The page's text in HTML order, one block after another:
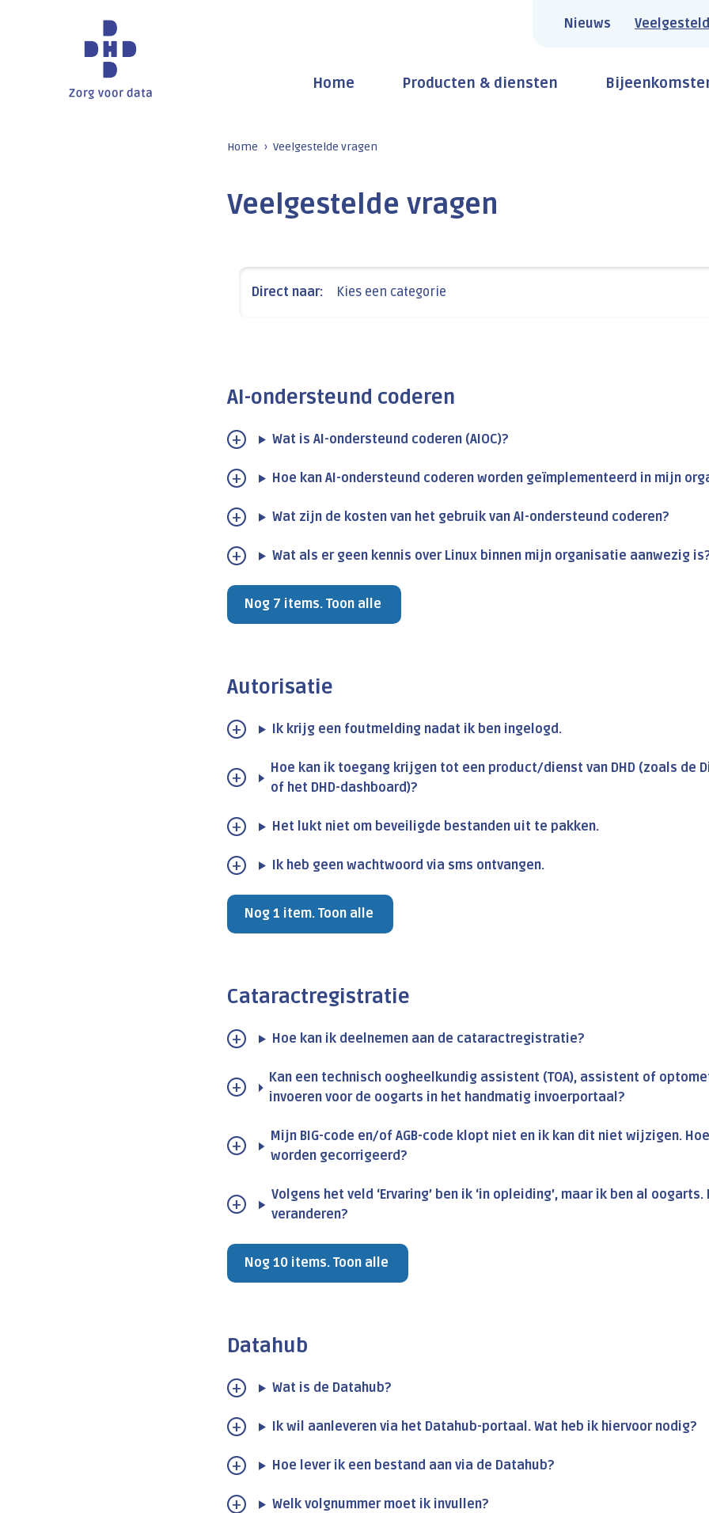
Nieuws
Home Producten & diensten
Home Veelgestelde vragen
Veelgestelde vragen
Direct naar: Kies een categorie
AI-ondersteund coderen
Wat is AI-ondersteund coderen (AIOC)?
Hoe kan AI-ondersteund coderen worden geïmplementeerd in mijn
Wat zijn de kosten van het gebruik van AI-ondersteund coderen?
Wat als er geen kennis over Linux binnen mijn organisatie aanwezig
Nog 7 items. Toon alle
Autorisatie
Ik krijg een foutmelding nadat ik ben ingelogd.
Hoe kan ik toegang krijgen tot een product/dienst van DHD (zoals de
of het DHD-dashboard)?
Het lukt niet om beveiligde bestanden uit te pakken.
Ik heb geen wachtwoord via sms ontvangen.
Nog 1 item. Toon alle
Cataractregistratie
Hoe kan ik deelnemen aan de cataractregistratie?
Kan een technisch oogheelkundig assistent (TOA), assistent of
invoeren voor de oogarts in het handmatig invoerportaal?
Mijn BIG-code en/of AGB-code klopt niet en ik kan dit niet wijzigen.
worden gecorrigeerd?
Volgens het veld ‘Ervaring’ ben ik ‘in opleiding’, maar ik ben al
veranderen?
Nog 10 items. Toon alle
Datahub
Wat is de Datahub?
Ik wil aanleveren via het Datahub-portaal. Wat heb ik hiervoor nodig?
Hoe lever ik een bestand aan via de Datahub?
Welk volgnummer moet ik invullen?